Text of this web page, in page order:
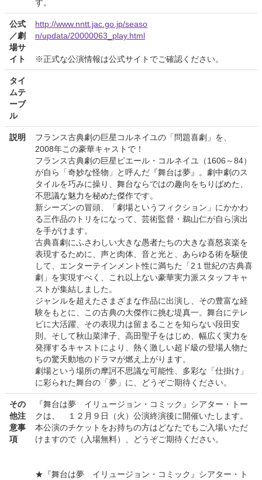
す。
公式
／劇
場サ
イト
http://www.nntt.jac.go.jp/seaso
n/updata/20000063_play.html
※正式な公演情報は公式サイトでご確認ください。
タイ
ムテ
ーブ
ル
説明
フランス古典劇の巨星コルネイユの「問題喜劇」を、
2008年この豪華キャストで！
フランス古典劇の巨星ピエール・コルネイユ（1606～84）
が自ら「奇妙な怪物」と呼んだ『舞台は夢』。劇中劇のス
タイルを巧みに操り、舞台ならではの趣向をちりばめた、
不思議な魅力を秘めた傑作です。
新シーズンの冒頭、「劇場というフィクション」にかかわ
る三作品のトリをになって、芸術監督・鵜山仁が自ら演出
を手がけます。
古典喜劇にふさわしい大きな愚者たちの大きな喜怒哀楽を
表現するために、声と肉体、音と光と、あらゆる術を駆使
して、エンターテインメント性に満ちた「2１世紀の古典喜
劇」を実現すべく、これ以上ない豪華実力派スタッフキャ
ストが集結しました。
ジャンルを超えたさまざまな作品に出演し、その豊富な経
験をもとに、この古典の大傑作に挑む堤真一。舞台にテレ
ビに大活躍、その表現力は留まることを知らない段田安
則。そして秋山菜津子、高田聖子をはじめ、幅広く実力を
発揮するキャストにより、熱く激しい超ド級の登場人物た
ちの驚天動地のドラマが燃え上がります。
劇場という場所の摩訶不思議な可能性、多彩な「仕掛け」
に彩られた舞台の「夢」に、どうぞご期待ください。
その
他注
意事
項
『舞台は夢 イリュージョン・コミック』シアター・トー
クは、 １２月９日（火）公演終演後に開催いたします。
本公演のチケットをお持ちの方はどなたでもご入場いただ
けますので（入場無料）、どうぞご期待ください。
★『舞台は夢 イリュージョン・コミック』シアター・ト